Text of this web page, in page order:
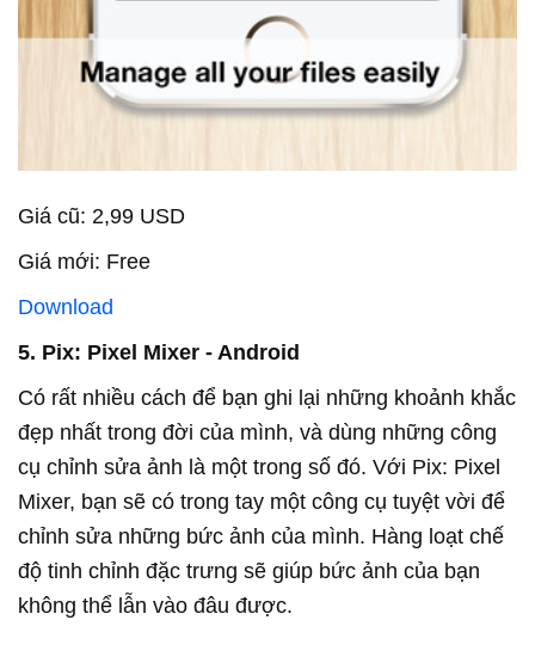
Giá cũ: 2,99 USD
Giá mới: Free
Download
5. Pix: Pixel Mixer - Android
Có rất nhiều cách để bạn ghi lại những khoảnh khắc
đẹp nhất trong đời của mình, và dùng những công
cụ chỉnh sửa ảnh là một trong số đó. Với Pix: Pixel
Mixer, bạn sẽ có trong tay một công cụ tuyệt vời để
chỉnh sửa những bức ảnh của mình. Hàng loạt chế
độ tinh chỉnh đặc trưng sẽ giúp bức ảnh của bạn
không thể lẫn vào đâu được.